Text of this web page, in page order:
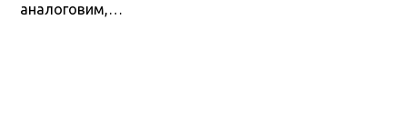
аналоговим,…